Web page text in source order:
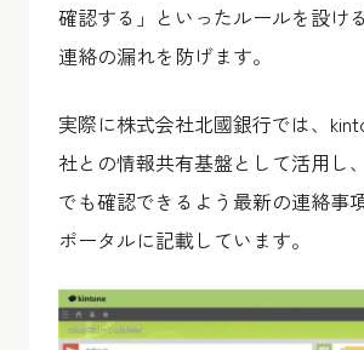
確認する」といったルールを設け
連絡の漏れを防げます。
実際に株式会社北國銀行では、
社との情報共有基盤として活用し
でも確認できるよう最新の連絡事
ポータルに記載しています。